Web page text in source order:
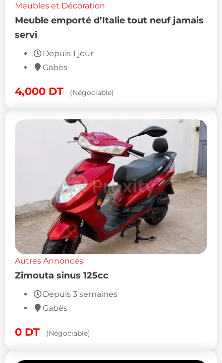
Meubles et Décoration
Meuble emporté d’Italie tout neuf jamais
servi
Depuis 1 jour
Gabès
4,000 DT (Négociable)
Autres Annonces
Zimouta sinus 125cc
Depuis 3 semaines
Gabès
0 DT (Négociable)